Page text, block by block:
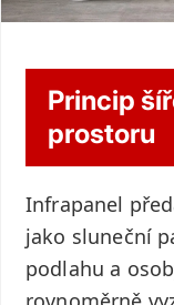
Princip
prostoru
Infrapanel
jako sluneční
podlahu a